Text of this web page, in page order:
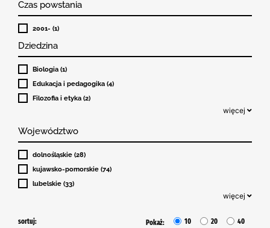
Czas powstania
2001- (1)
Dziedzina
Biologia (1)
Edukacja i pedagogika (4)
Filozofia i etyka (2)
więcej
Województwo
dolnośląskie (28)
kujawsko-pomorskie (74)
lubelskie (33)
więcej
sortuj: Pokaż: 10 20 40